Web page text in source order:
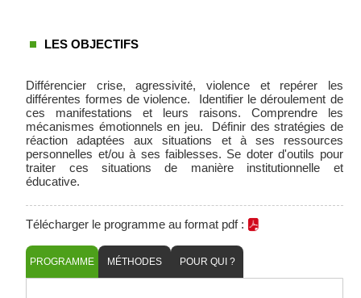
LES OBJECTIFS
Différencier crise, agressivité, violence et repérer les
différentes formes de violence. Identifier le déroulement de
ces manifestations et leurs raisons. Comprendre les
mécanismes émotionnels en jeu. Définir des stratégies de
réaction adaptées aux situations et à ses ressources
personnelles et/ou à ses faiblesses. Se doter d'outils pour
traiter ces situations de manière institutionnelle et
éducative.
Télécharger le programme au format pdf :
PROGRAMME MÉTHODES POUR QUI ?